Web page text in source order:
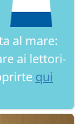
al mare:
ai lettori-
qui